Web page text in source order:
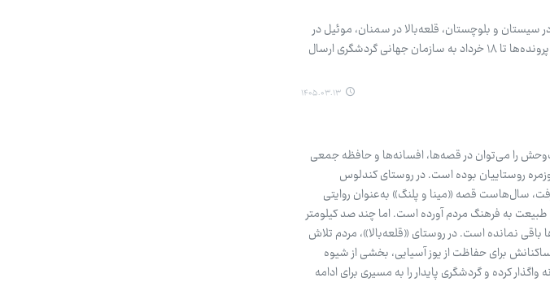
سیستان و بلوچستان، قلعه‌بالا در سمنان، موئیل در
اردبیل و مصر در اصفهان به‌عنوان گزینه‌های پیشنهادی سال ۲۰۲۶ مورد بررسی کارشناسی قرار گرفت. قرار است این پرونده‌ها تا ۱۸ خرداد به سازمان جهانی گردشگری ارسال
۱۴۰۵.۰۳.۱۳
را می‌توان در قصه‌ها، افسانه‌ها و حافظه جمعی
روستاییان بوده است. در روستای کندلوس
قرار گرفت، سال‌هاست قصه «مینا و پلنگ» به‌عنوان روایتی
به فرهنگ مردم آورده است. اما چند صد کیلومتر
نمانده است. در روستای «قلعه‌بالا»، مردم تلاش
برای حفاظت از یوز آسیایی، بخشی از شیوه
کرده و گردشگری پایدار را به مسیری برای ادامه